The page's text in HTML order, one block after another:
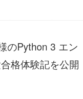
のPython 3 エン
格体験記を公開